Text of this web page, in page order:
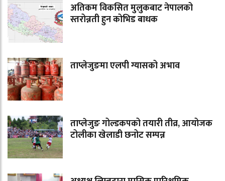
अतिकम विकसित मुलुकबाट नेपालको
स्तरोन्नती हुन कोभिड बाधक
ताप्लेजुङमा एलपी ग्यासको अभाव
ताप्लेजुङ गोल्डकपको तयारी तीव्र, आयोजक
टोलीका खेलाडी छनोट सम्पन्न